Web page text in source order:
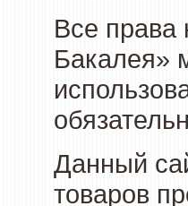
Все права
Бакалея»
Данный
товаров